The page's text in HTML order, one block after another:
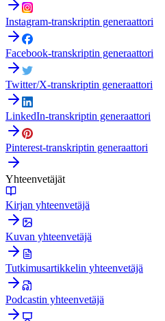
Instagram-transkriptin generaattori
Facebook-transkriptin generaattori
Twitter/X-transkriptin generaattori
LinkedIn-transkriptin generaattori
Pinterest-transkriptin generaattori
Yhteenvetäjät
Kirjan yhteenvetäjä
Kuvan yhteenvetäjä
Tutkimusartikkelin yhteenvetäjä
Podcastin yhteenvetäjä